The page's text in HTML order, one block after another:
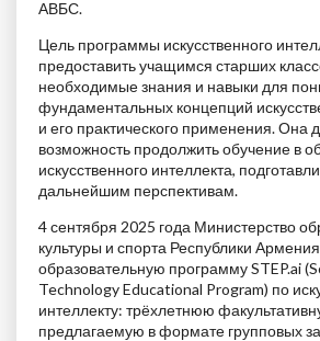
АВБС.
Цель программы искусственного
предоставить учащимся старших
необходимые знания и навыки для
фундаментальных концепций
и его практического применения. Она
возможность продолжить обучение в
искусственного интеллекта,
дальнейшим перспективам.
4 сентября 2025 года Министерство
культуры и спорта Республики
образовательную программу STEP.ai
Technology Educational Program) по
интеллекту: трёхлетнюю
предлагаемую в формате групповых